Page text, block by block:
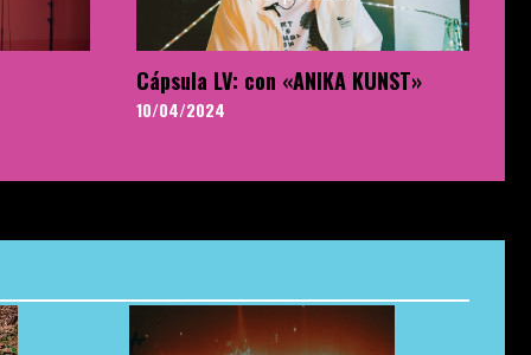
Cápsula LV: con «ANIKA KUNST»
10/04/2024